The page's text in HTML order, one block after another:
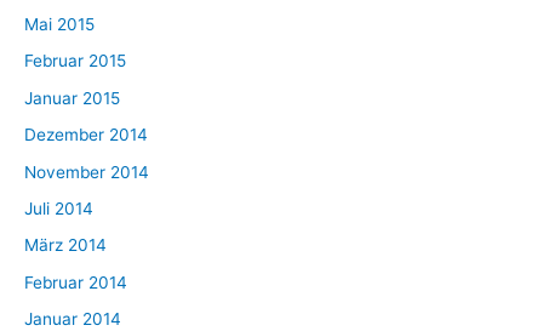
Mai 2015
Februar 2015
Januar 2015
Dezember 2014
November 2014
Juli 2014
März 2014
Februar 2014
Januar 2014